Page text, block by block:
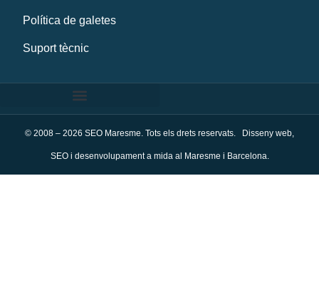
Política de galetes
Suport tècnic
© 2008 – 2026 SEO Maresme. Tots els drets reservats. Disseny web,
SEO i desenvolupament a mida al Maresme i Barcelona.